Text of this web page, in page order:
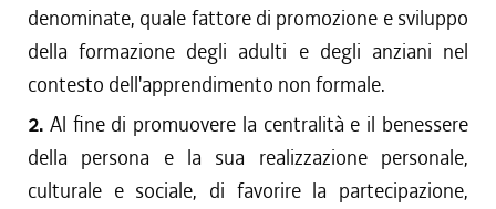
denominate, quale fattore di promozione e sviluppo
della formazione degli adulti e degli anziani nel
contesto dell'apprendimento non formale.
2. Al fine di promuovere la centralità e il benessere
della persona e la sua realizzazione personale,
culturale e sociale, di favorire la partecipazione,